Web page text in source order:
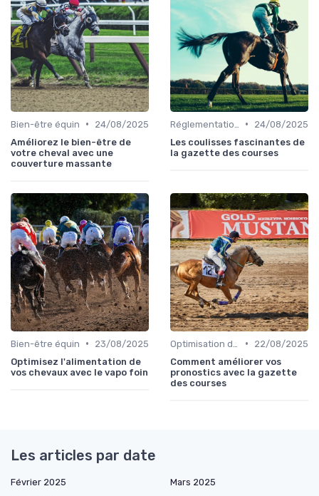
Bien-être équin •
24/08/2025
Améliorez le bien-être de
votre cheval avec une
couverture massante
•
24/08/2025
Les coulisses fascinantes de
la gazette des courses
Bien-être équin •
23/08/2025
Optimisez l'alimentation de
vos chevaux avec le vapo foin
•
22/08/2025
Comment améliorer vos
pronostics avec la gazette
des courses
Les articles par date
Février 2025
Mars 2025